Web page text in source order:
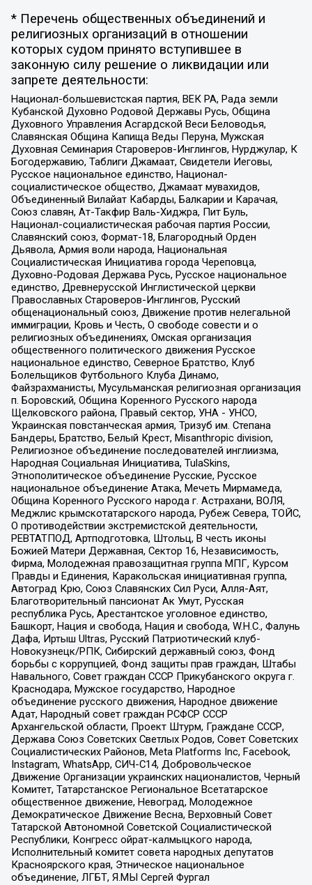
* Перечень общественных объединений и
религиозных организаций в отношении
которых судом принято вступившее в
законную силу решение о ликвидации или
запрете деятельности:
Национал-большевистская партия, ВЕК РА, Рада земли
Кубанской Духовно Родовой Державы Русь, Община
Духовного Управления Асгардской Веси Беловодья,
Славянская Община Капища Веды Перуна, Мужская
Духовная Семинария Староверов-Инглингов, Нурджулар, К
Богодержавию, Таблиги Джамаат, Свидетели Иеговы,
Русское национальное единство, Национал-
социалистическое общество, Джамаат мувахидов,
Объединенный Вилайат Кабарды, Балкарии и Карачая,
Союз славян, Ат-Такфир Валь-Хиджра, Пит Буль,
Национал-социалистическая рабочая партия России,
Славянский союз, Формат-18, Благородный Орден
Дьявола, Армия воли народа, Национальная
Социалистическая Инициатива города Череповца,
Духовно-Родовая Держава Русь, Русское национальное
единство, Древнерусской Инглистической церкви
Православных Староверов-Инглингов, Русский
общенациональный союз, Движение против нелегальной
иммиграции, Кровь и Честь, О свободе совести и о
религиозных объединениях, Омская организация
общественного политического движения Русское
национальное единство, Северное Братство, Клуб
Болельщиков Футбольного Клуба Динамо,
Файзрахманисты, Мусульманская религиозная организация
п. Боровский, Община Коренного Русского народа
Щелковского района, Правый сектор, УНА - УНСО,
Украинская повстанческая армия, Тризуб им. Степана
Бандеры, Братство, Белый Крест, Misanthropic division,
Религиозное объединение последователей инглиизма,
Народная Социальная Инициатива, TulaSkins,
Этнополитическое объединение Русские, Русское
национальное объединение Атака, Мечеть Мирмамеда,
Община Коренного Русского народа г. Астрахани, ВОЛЯ,
Меджлис крымскотатарского народа, Рубеж Севера, ТОЙС,
О противодействии экстремистской деятельности,
РЕВТАТПОД, Артподготовка, Штольц, В честь иконы
Божией Матери Державная, Сектор 16, Независимость,
Фирма, Молодежная правозащитная группа МПГ, Курсом
Правды и Единения, Каракольская инициативная группа,
Автоград Крю, Союз Славянских Сил Руси, Алля-Аят,
Благотворительный пансионат Ак Умут, Русская
республика Русь, Арестантское уголовное единство,
Башкорт, Нация и свобода, Нация и свобода, W.H.С., Фалунь
Дафа, Иртыш Ultras, Русский Патриотический клуб-
Новокузнецк/РПК, Сибирский державный союз, Фонд
борьбы с коррупцией, Фонд защиты прав граждан, Штабы
Навального, Совет граждан СССР Прикубанского округа г.
Краснодара, Мужское государство, Народное
объединение русского движения, Народное движение
Адат, Народный совет граждан РСФСР СССР
Архангельской области, Проект Штурм, Граждане СССР,
Держава Союз Советских Светлых Родов, Совет Советских
Социалистических Районов, Meta Platforms Inc, Facebook,
Instagram, WhatsApp, СИЧ-С14, Добровольческое
Движение Организации украинских националистов, Черный
Комитет, Татарстанское Региональное Всетатарское
общественное движение, Невоград, Молодежное
Демократическое Движение Весна, Верховный Совет
Татарской Автономной Советской Социалистической
Республики, Конгресс ойрат-калмыцкого народа,
Исполнительный комитет совета народных депутатов
Красноярского края, Этническое национальное
объединение, ЛГБТ, Я.МЫ Сергей Фургал